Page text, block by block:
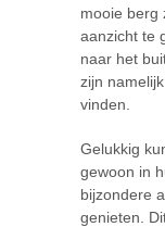
mooie berg
aanzicht te
naar het
zijn
vinden.
Gelukkig
gewoon in
bijzondere
genieten.